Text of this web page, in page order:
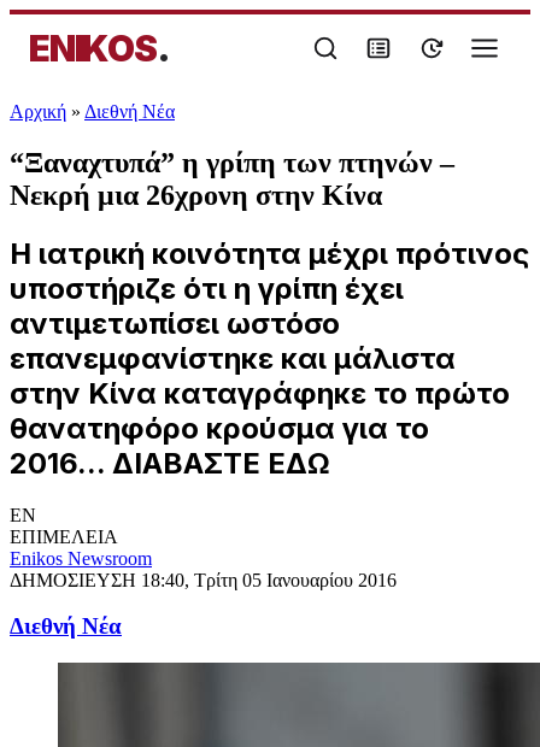
ENIKOS.
Αρχική » Διεθνή Νέα
“Ξαναχτυπά” η γρίπη των πτηνών –
Νεκρή μια 26χρονη στην Κίνα
Η ιατρική κοινότητα μέχρι πρότινος
υποστήριζε ότι η γρίπη έχει
αντιμετωπίσει ωστόσο
επανεμφανίστηκε και μάλιστα
στην Κίνα καταγράφηκε το πρώτο
θανατηφόρο κρούσμα για το
2016... ΔΙΑΒΑΣΤΕ ΕΔΩ
EN
ΕΠΙΜΕΛΕΙΑ
Enikos Newsroom
ΔΗΜΟΣΙΕΥΣΗ 18:40, Τρίτη 05 Ιανουαρίου 2016
Διεθνή Νέα